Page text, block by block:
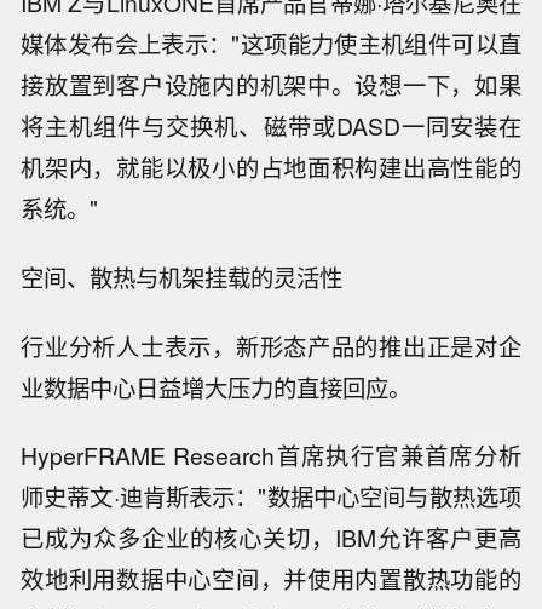
媒体发布会上表示："这项能力使主机组件可以直
接放置到客户设施内的机架中。设想一下，如果
将主机组件与交换机、磁带或DASD一同安装在
机架内，就能以极小的占地面积构建出高性能的
系统。"
空间、散热与机架挂载的灵活性
行业分析人士表示，新形态产品的推出正是对企
业数据中心日益增大压力的直接回应。
HyperFRAME Research首席执行官兼首席分析
师史蒂文·迪肯斯表示："数据中心空间与散热选项
已成为众多企业的核心关切，IBM允许客户更高
效地利用数据中心空间，并使用内置散热功能的